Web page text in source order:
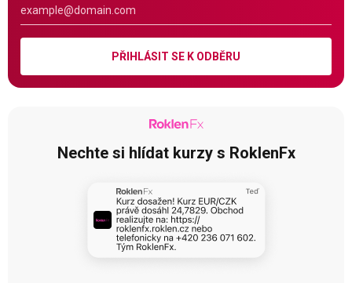
PŘIHLÁSIT SE K ODBĚRU
Nechte si hlídat kurzy s RoklenFx